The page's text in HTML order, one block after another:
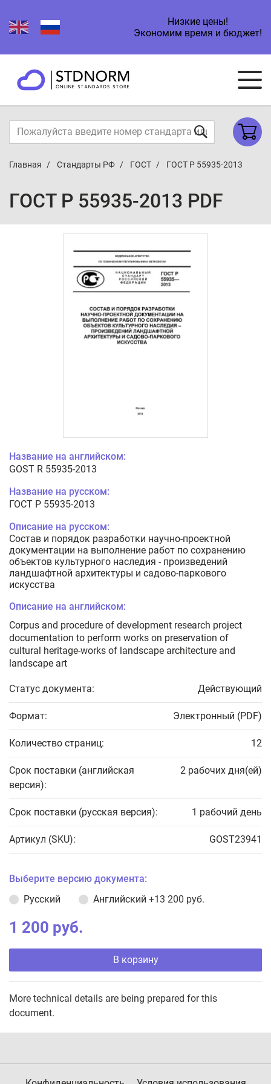
Низкие цены!
Экономим время и бюджет!
Главная Стандарты РФ ГОСТ ГОСТ Р 55935-2013
ГОСТ Р 55935-2013 PDF
Название на английском:
GOST R 55935-2013
Название на русском:
ГОСТ Р 55935-2013
Описание на русском:
Состав и порядок разработки научно-проектной
документации на выполнение работ по сохранению
объектов культурного наследия - произведений
ландшафтной архитектуры и садово-паркового
искусства
Описание на английском:
Corpus and procedure of development research project
documentation to perform works on preservation of
cultural heritage-works of landscape architecture and
landscape art
Статус документа: Действующий
Формат: Электронный (PDF)
Количество страниц: 12
Срок поставки (английская
версия):
2 рабочих дня(ей)
Срок поставки (русская версия): 1 рабочий день
Артикул (SKU): GOST23941
Выберите версию документа:
Русский
Английский +13 200 руб.
1 200 руб.
В корзину
More technical details are being prepared for this
document.